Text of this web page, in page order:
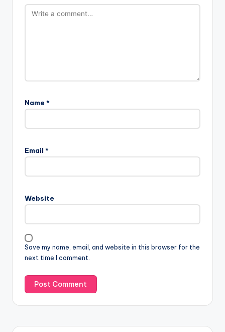
Name *
Email *
Website
Save my name, email, and website in this browser for the
next time I comment.